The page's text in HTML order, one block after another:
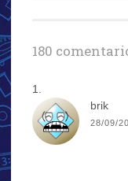
180
brik
28/09/